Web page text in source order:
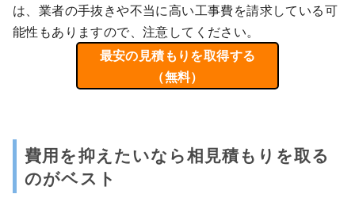
は、業者の手抜きや不当に高い工事費を請求している可
能性もありますので、注意してください。
最安の見積もりを取得する
（無料）
費用を抑えたいなら相見積もりを取る
のがベスト